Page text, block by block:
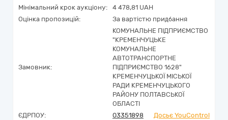
Мінімальний крок аукціону:
4 478,81 UAH
Оцінка пропозицій:
За вартістю придбання
Замовник:
КОМУНАЛЬНЕ ПІДПРИЄМСТВО
"КРЕМЕНЧУЦЬКЕ
КОМУНАЛЬНЕ
АВТОТРАНСПОРТНЕ
ПІДПРИЄМСТВО 1628"
КРЕМЕНЧУЦЬКОЇ МІСЬКОЇ
РАДИ КРЕМЕНЧУЦЬКОГО
РАЙОНУ ПОЛТАВСЬКОЇ
ОБЛАСТІ
ЄДРПОУ:
03351898
Досьє YouControl